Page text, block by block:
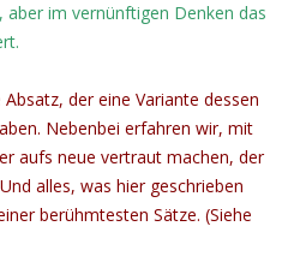
im vernünftigen Denken das
der eine Variante dessen
Nebenbei erfahren wir, mit
aufs neue vertraut machen, der
alles, was hier geschrieben
berühmtesten Sätze. (Siehe